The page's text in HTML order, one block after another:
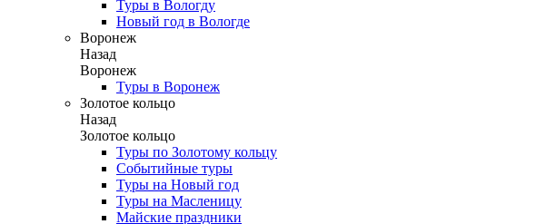
Туры в Вологду
Новый год в Вологде
Воронеж
Назад
Воронеж
Туры в Воронеж
Золотое кольцо
Назад
Золотое кольцо
Туры по Золотому кольцу
Событийные туры
Туры на Новый год
Туры на Масленицу
Майские праздники